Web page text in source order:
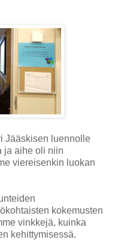
Jääskisen luennolle
ja aihe oli niin
viereisenkin luokan
kokemusten
vinkkejä, kuinka
kehittymisessä.